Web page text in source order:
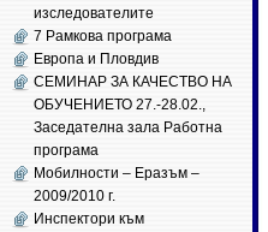
изследователите
7 Рамкова програма
Европа и Пловдив
СЕМИНАР ЗА КАЧЕСТВО НА
ОБУЧЕНИЕТО 27.-28.02.,
Заседателна зала Работна
програма
Мобилности – Еразъм –
2009/2010 г.
Инспектори към